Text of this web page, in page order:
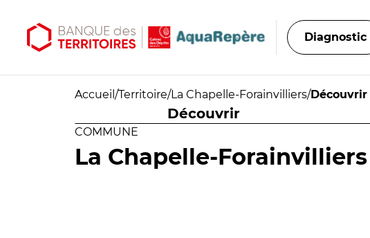
Diagnostic
Accueil /Territoire/La Chapelle-Forainvilliers/Découvrir
Découvrir
COMMUNE
La Chapelle-Forainvilliers